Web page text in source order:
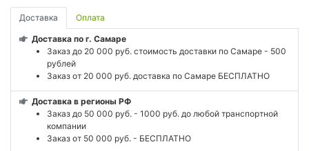
Доставка Оплата
Доставка по г. Самаре
Заказ до 20 000 руб. стоимость доставки по Самаре - 500
рублей
Заказ от 20 000 руб. доставка по Самаре БЕСПЛАТНО
Доставка в регионы РФ
Заказ до 50 000 руб. - 1000 руб. до любой транспортной
компании
Заказ от 50 000 руб. - БЕСПЛАТНО